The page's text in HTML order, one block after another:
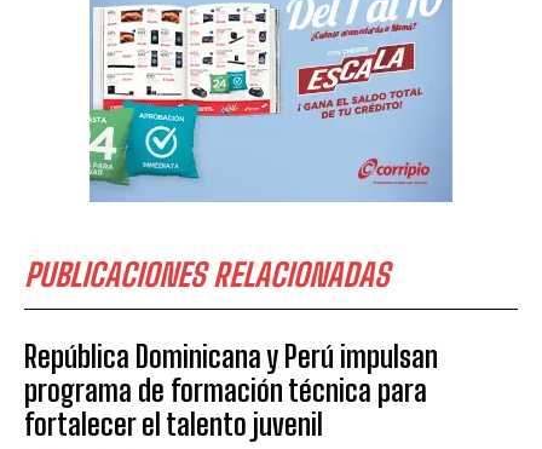
PUBLICACIONES RELACIONADAS
República Dominicana y Perú impulsan
programa de formación técnica para
fortalecer el talento juvenil